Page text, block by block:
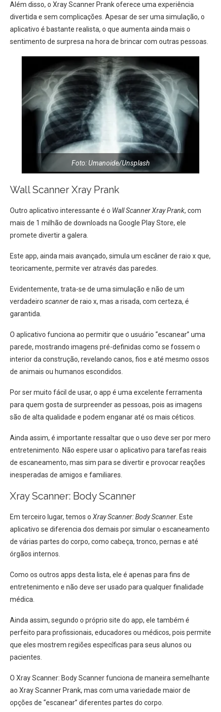
Além disso, o Xray Scanner Prank oferece uma experiência
divertida e sem complicações. Apesar de ser uma simulação, o
aplicativo é bastante realista, o que aumenta ainda mais o
sentimento de surpresa na hora de brincar com outras pessoas.
Foto: Umanoide/Unsplash
Wall Scanner Xray Prank
Outro aplicativo interessante é o Wall Scanner Xray Prank, com
mais de 1 milhão de downloads na Google Play Store, ele
promete divertir a galera.
Este app, ainda mais avançado, simula um escâner de raio x que,
teoricamente, permite ver através das paredes.
Evidentemente, trata-se de uma simulação e não de um
verdadeiro scannerde raio x, mas a risada, com certeza, é
garantida.
O aplicativo funciona ao permitir que o usuário “escanear” uma
parede, mostrando imagens pré-definidas como se fossem o
interior da construção, revelando canos, fios e até mesmo ossos
de animais ou humanos escondidos.
Por ser muito fácil de usar, o app é uma excelente ferramenta
para quem gosta de surpreender as pessoas, pois as imagens
são de alta qualidade e podem enganar até os mais céticos.
Ainda assim, é importante ressaltar que o uso deve ser por mero
entretenimento. Não espere usar o aplicativo para tarefas reais
de escaneamento, mas sim para se divertir e provocar reações
inesperadas de amigos e familiares.
Xray Scanner: Body Scanner
Em terceiro lugar, temos o Xray Scanner: Body Scanner . Este
aplicativo se diferencia dos demais por simular o escaneamento
de várias partes do corpo, como cabeça, tronco, pernas e até
órgãos internos.
Como os outros apps desta lista, ele é apenas para fins de
entretenimento e não deve ser usado para qualquer finalidade
médica.
Ainda assim, segundo o próprio site do app, ele também é
perfeito para profissionais, educadores ou médicos, pois permite
que eles mostrem regiões específicas para seus alunos ou
pacientes.
O Xray Scanner: Body Scanner funciona de maneira semelhante
ao Xray Scanner Prank, mas com uma variedade maior de
opções de “escanear” diferentes partes do corpo.